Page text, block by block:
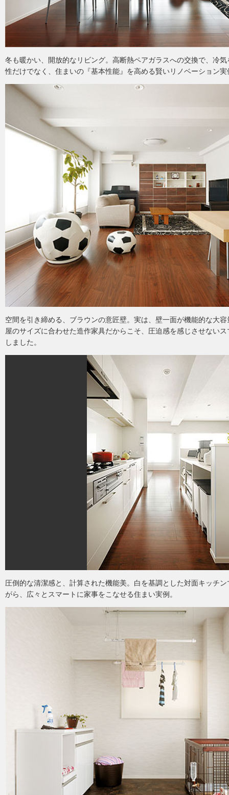
冬も暖かい、開放的なリビング。高断熱ペアガラスへの交換で、冷
性だけでなく、住まいの『基本性能』を高める賢いリノベーション実
空間を引き締める、ブラウンの意匠壁。実は、壁一面が機能的な大
屋のサイズに合わせた造作家具だからこそ、圧迫感を感じさせない
しました。
圧倒的な清潔感と、計算された機能美。白を基調とした対面キッチ
がら、広々とスマートに家事をこなせる住まい実例。